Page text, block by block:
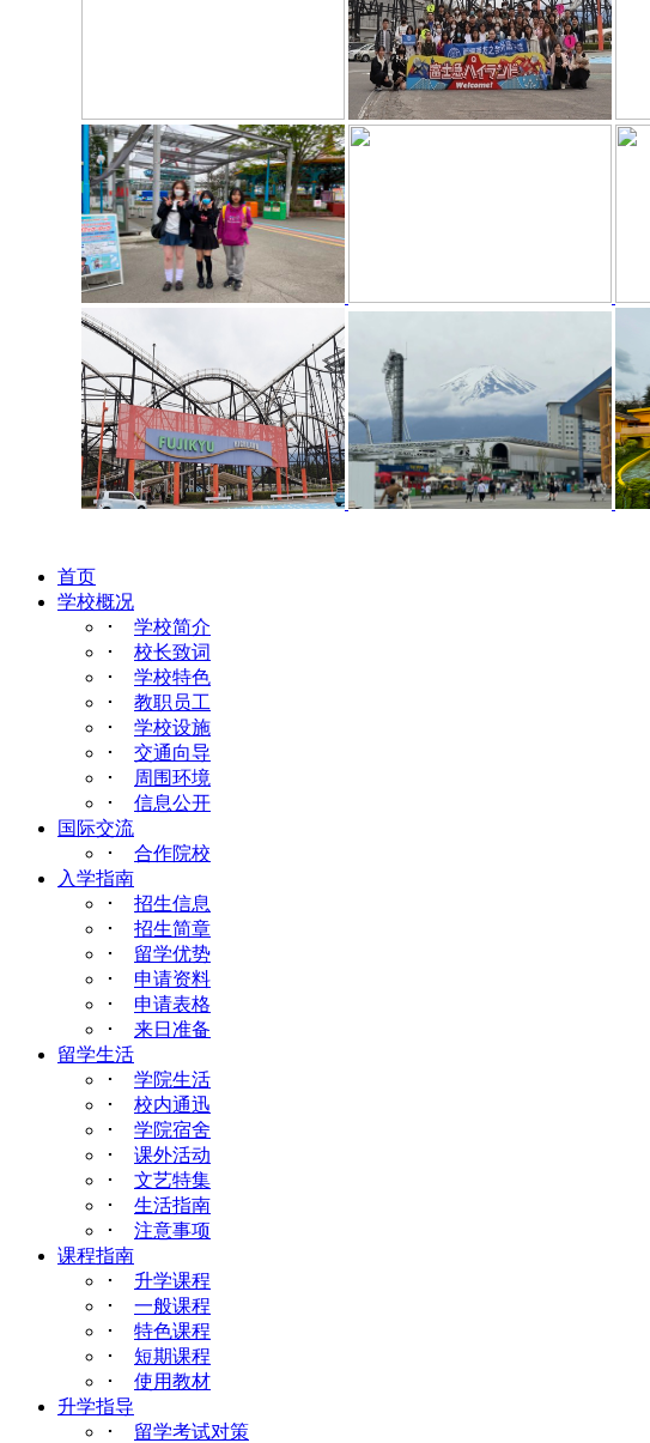
首页
学校概况
･ 学校简介
･ 校长致词
･ 学校特色
･ 教职员工
･ 学校设施
･ 交通向导
･
周围环境
･ 信息公开
国际交流
･ 合作院校
入学指南
･ 招生信息
･ 招生简章
･ 留学优势
･ 申请资料
･ 申请表格
･ 来日准备
留学生活
･ 学院生活
･ 校内通迅
･ 学院宿舍
･ 课外活动
･ 文艺特集
･ 生活指南
･ 注意事项
课程指南
･ 升学课程
･ 一般课程
･ 特色课程
･ 短期课程
･ 使用教材
升学指导
･ 留学考试对策